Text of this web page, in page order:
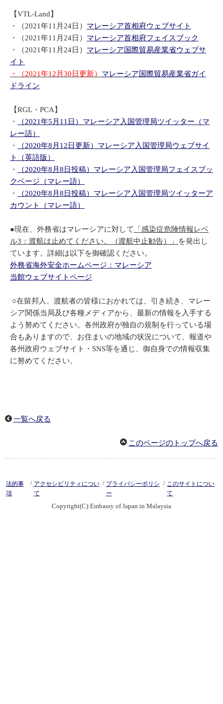
【VTL-Land】
・（2021年11月24日） マレーシア首相府ウェブサイト
・（2021年11月24日） マレーシア首相府フェイスブック
・（2021年11月24日） マレーシア国際貿易産業省ウェブサ
イト
・（2021年12月30日更新） マレーシア国際貿易産業省ガイ
ドライン
【RGL・PCA】
・
（2021年5月11日）マレーシア入国管理局ツイッター（マ
レー語）
・
（2020年8月12日更新）マレーシア入国管理局ウェブサイ
ト（英語版）
・
（2020年8月8日投稿）マレーシア入国管理局フェイスブッ
クページ（マレー語）
・
（2020年8月8日投稿）マレーシア入国管理局ツイッターア
カウント（マレー語）
●現在、外務省はマレーシアに対して
「感染症危険情報レベ
ル3：渡航は止めてください。（渡航中止勧告）」
を発出し
ています。詳細は以下を御確認ください。
外務省海外安全ホームページ：マレーシア
当館ウェブサイトページ
○在留邦人、渡航者の皆様におかれては、引き続き、マレー
シア関係当局及び各種メディアから、最新の情報を入手する
よう努めてください。各州政府が独自の規制を行っている場
合もありますので、お住まいの地域の状況について、報道や
各州政府ウェブサイト・SNS等を通じ、御自身での情報収集
に努めてください。
一覧へ戻る
このページのトップへ戻る
法的事
項
/ アクセシビリティについ
て
/ プライバシーポリシ
ー
/ このサイトについ
て
Copyright(C):Embassy of Japan in Malaysia